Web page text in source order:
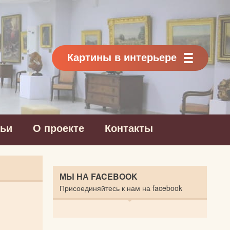
Картины в интерьере
О проекте Контакты
МЫ НА FACEBOOK
Присоединяйтесь к нам на facebook